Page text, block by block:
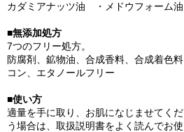
カダミアナッツ油 ・メドウフォーム油
■無添加処方
7つのフリー処方。
防腐剤、鉱物油、合成香料、合成着色
コン、エタノールフリー
■使い方
適量を手に取り、お肌になじませてく
う場合は、取扱説明書をよく読んでお使